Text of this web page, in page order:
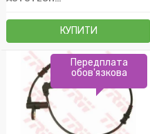
КУПИТИ
Передплата
обов'язкова